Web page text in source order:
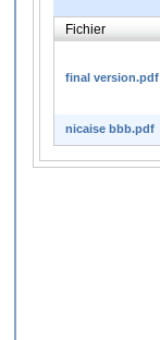
Fichier
final version.pdf
nicaise bbb.pdf